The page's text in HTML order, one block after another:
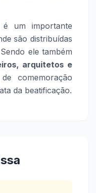
um importante
são distribuídas
ele também
arquitetos e
comemoração
da beatificação.